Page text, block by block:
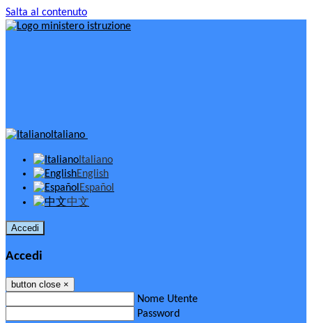
Salta al contenuto
Italiano
Italiano
English
Español
中文
Accedi
Accedi
button close ×
Nome Utente
Password